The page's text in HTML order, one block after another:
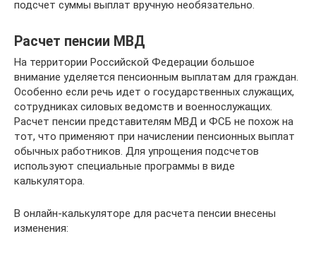
подсчет суммы выплат вручную необязательно.
Расчет пенсии МВД
На территории Российской Федерации большое
внимание уделяется пенсионным выплатам для граждан.
Особенно если речь идет о государственных служащих,
сотрудниках силовых ведомств и военнослужащих.
Расчет пенсии представителям МВД и ФСБ не похож на
тот, что применяют при начислении пенсионных выплат
обычных работников. Для упрощения подсчетов
используют специальные программы в виде
калькулятора.
В онлайн-калькуляторе для расчета пенсии внесены
изменения: